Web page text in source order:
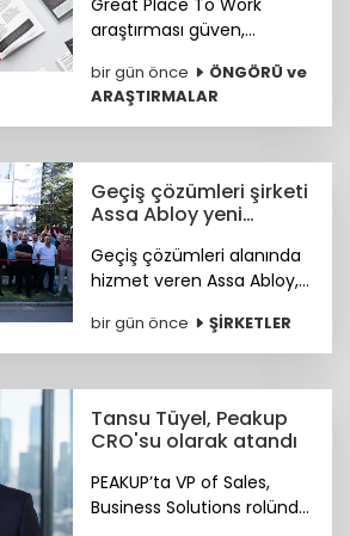
araştırması güven,
sağlık, anlam ve yapay
zekâya hazır kurum
kültürünün genç çalışan
temel unsurlar olduğunu
ortaya koydu.
bir gün önce
ÖNGÖRÜ ve
ARAŞTIRMALAR
Geçiş çözümleri şirketi
Assa Abloy yeni
Geçiş çözümleri alanında
hizmet veren Assa Abloy,
yeni showroomuyla
güvenlik ve erişim
buluşturuyor.
bir gün önce ŞİRKETLER
Tansu Tüyel, Peakup
CRO'su olarak atandı
PEAKUP’ta VP of Sales,
Business Solutions rolünde